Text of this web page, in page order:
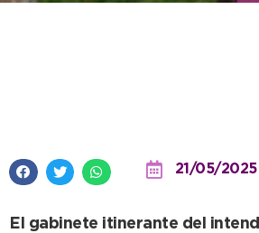
21/05/2025
El gabinete itinerante del